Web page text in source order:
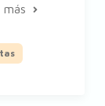
más